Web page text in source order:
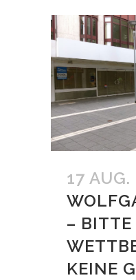
17 AUG.
– BITTE
KEINE